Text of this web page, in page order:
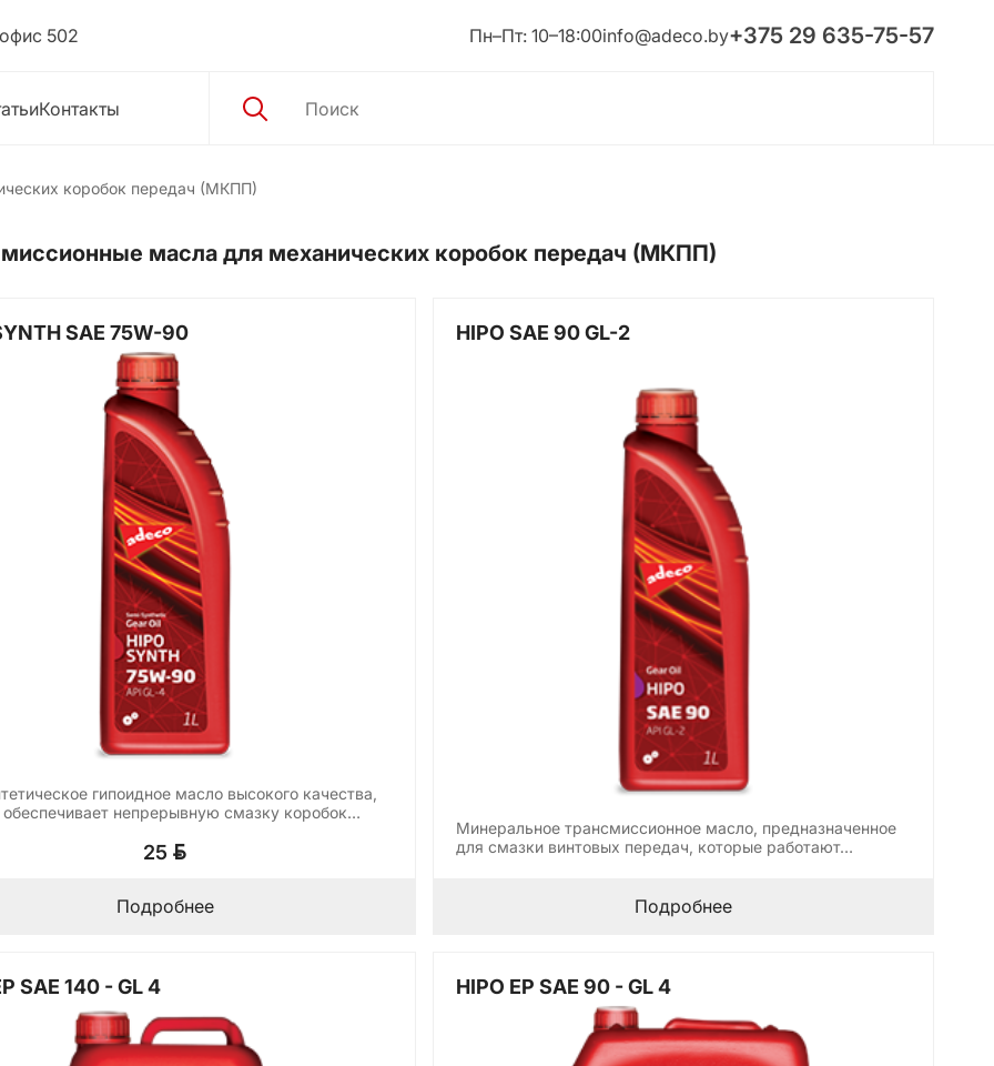
502 Пн–Пт: 10–18:00info@adeco.by+375 29 635-75-57
Контакты
коробок передач (МКПП)
масла для механических коробок передач (МКПП)
SAE 75W-90
гипоидное масло высокого качества,
обеспечивает непрерывную смазку коробок…
25 BYN
Подробнее
HIPO SAE 90 GL-2
Минеральное трансмиссионное масло, предназначенное
для смазки винтовыx передач, которые работают…
Подробнее
SAE 140 - GL 4 HIPO EP SAE 90 - GL 4